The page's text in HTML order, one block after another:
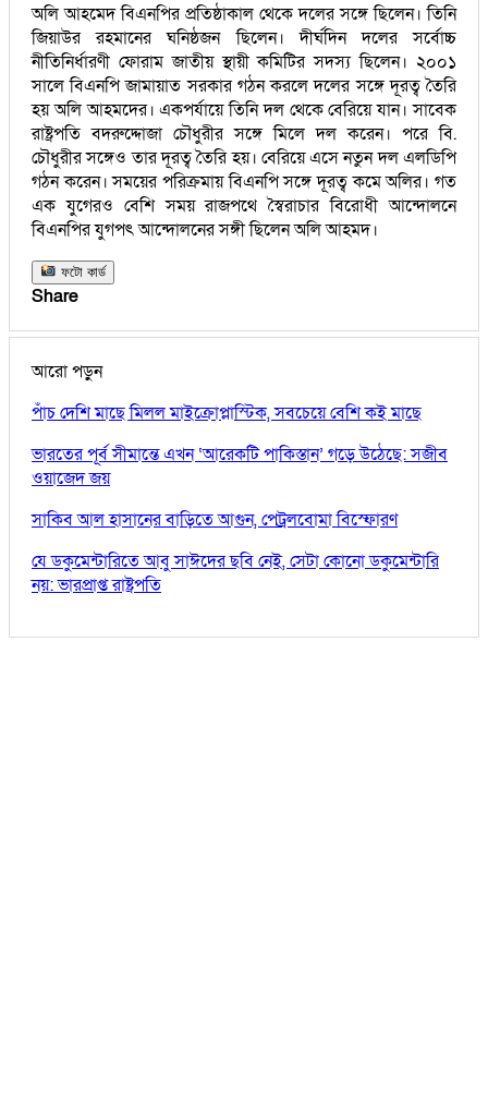
অলি আহমেদ বিএনপির প্রতিষ্ঠাকাল থেকে দলের সঙ্গে ছিলেন। তিনি
জিয়াউর রহমানের ঘনিষ্ঠজন ছিলেন। দীর্ঘদিন দলের সর্বোচ্চ
নীতিনির্ধারণী ফোরাম জাতীয় স্থায়ী কমিটির সদস্য ছিলেন। ২০০১
সালে বিএনপি জামায়াত সরকার গঠন করলে দলের সঙ্গে দূরত্ব তৈরি
হয় অলি আহমদের। একপর্যায়ে তিনি দল থেকে বেরিয়ে যান। সাবেক
রাষ্ট্রপতি বদরুদ্দোজা চৌধুরীর সঙ্গে মিলে দল করেন। পরে বি.
চৌধুরীর সঙ্গেও তার দূরত্ব তৈরি হয়। বেরিয়ে এসে নতুন দল এলডিপি
গঠন করেন। সময়ের পরিক্রমায় বিএনপি সঙ্গে দূরত্ব কমে অলির। গত
এক যুগেরও বেশি সময় রাজপথে স্বৈরাচার বিরোধী আন্দোলনে
বিএনপির যুগপৎ আন্দোলনের সঙ্গী ছিলেন অলি আহমদ।
ফটো কার্ড
Share
আরো পড়ুন
পাঁচ দেশি মাছে মিলল মাইক্রোপ্লাস্টিক, সবচেয়ে বেশি কই মাছে
ভারতের পূর্ব সীমান্তে এখন ‘আরেকটি পাকিস্তান’ গড়ে উঠেছে: সজীব
ওয়াজেদ জয়
সাকিব আল হাসানের বাড়িতে আগুন, পেট্রলবোমা বিস্ফোরণ
যে ডকুমেন্টারিতে আবু সাঈদের ছবি নেই, সেটা কোনো ডকুমেন্টারি
নয়: ভারপ্রাপ্ত রাষ্ট্রপতি